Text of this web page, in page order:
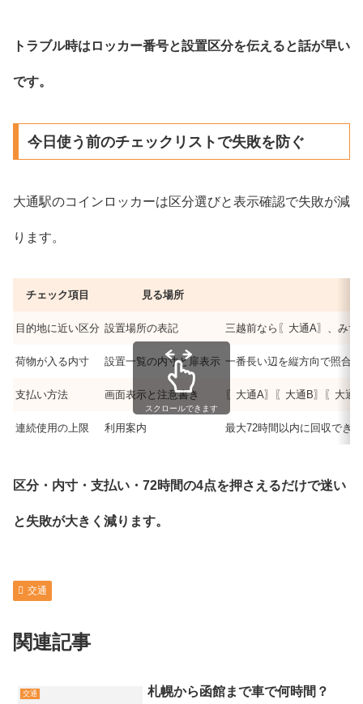
トラブル時はロッカー番号と設置区分を伝えると話が早い
です。
今日使う前のチェックリストで失敗を防ぐ
大通駅のコインロッカーは区分選びと表示確認で失敗が減
ります。
チェック項目 見る場所
目的地に近い区分 設置場所の表記 三越前なら〖大通A〗、み
荷物が入る内寸 設置一覧の内寸と扉表示 一番長い辺を縦方向で照合
支払い方法 画面表示と注意書き 〖大通A〗〖大通B〗〖大通
連続使用の上限 利用案内 最大72時間以内に回収でき
スクロールできます
区分・内寸・支払い・72時間の4点を押さえるだけで迷い
と失敗が大きく減ります。
交通
関連記事
交通 札幌から函館まで車で何時間？